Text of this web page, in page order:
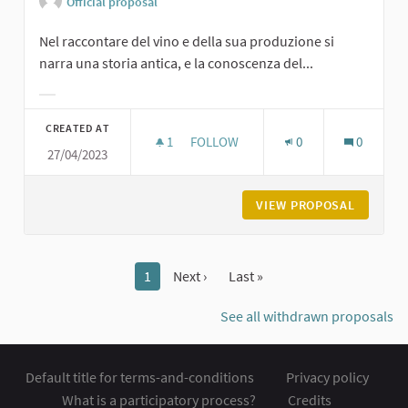
Nel raccontare del vino e della sua produzione si
narra una storia antica, e la conoscenza del...
CREATED AT
27/04/2023
1 1 FOLLOWER
FOLLOW 0 0
VIEW PROPOSAL
1 Next › Last »
See all withdrawn proposals
Default title for terms-and-conditions
Privacy policy
What is a participatory process?
Credits